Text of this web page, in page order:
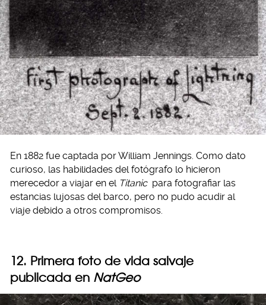
En 1882 fue captada por William Jennings. Como dato
curioso, las habilidades del fotógrafo lo hicieron
merecedor a viajar en el Titanic para fotografiar las
estancias lujosas del barco, pero no pudo acudir al
viaje debido a otros compromisos.
12. Primera foto de vida salvaje
publicada en NatGeo